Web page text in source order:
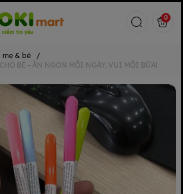
0
& bé
/
BÉ – ĂN NGON MỖI NGÀY, VUI MỖI BỮA!